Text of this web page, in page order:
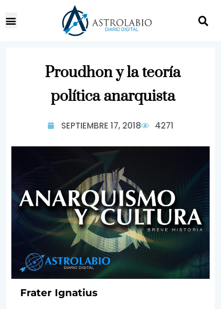
Proudhon y la teoría
política anarquista
SEPTIEMBRE 17, 2018 4271
Frater Ignatius